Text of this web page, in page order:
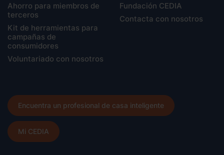
Ahorro para miembros de
terceros
Kit de herramientas para
campañas de
consumidores
Voluntariado con nosotros
Fundación CEDIA
Contacta con nosotros
Encuentra un profesional de casa inteligente
Mi CEDIA